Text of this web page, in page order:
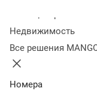
Недвижимость
Все решения
Номера
14 августа 2015